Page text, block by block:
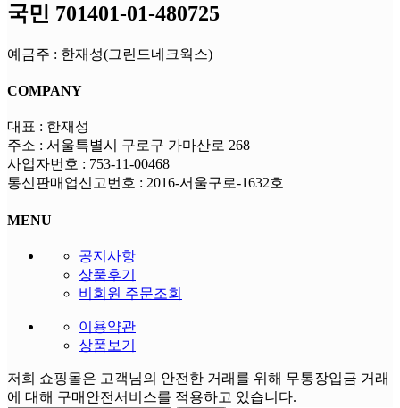
국민 701401-01-480725
예금주 : 한재성(그린드네크웍스)
COMPANY
대표 : 한재성
주소 : 서울특별시 구로구 가마산로 268
사업자번호 : 753-11-00468
통신판매업신고번호 : 2016-서울구로-1632호
MENU
공지사항
상품후기
비회원 주문조회
이용약관
상품보기
저희 쇼핑몰은 고객님의 안전한 거래를 위해 무통장입금 거래
에 대해 구매안전서비스를 적용하고 있습니다.